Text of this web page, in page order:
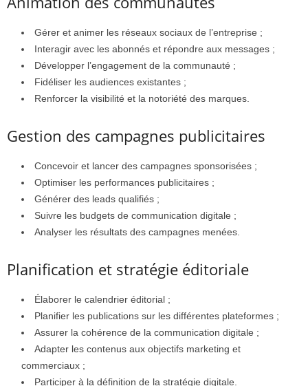
Gérer et animer les réseaux sociaux de l’entreprise ;
Interagir avec les abonnés et répondre aux messages ;
Développer l’engagement de la communauté ;
Fidéliser les audiences existantes ;
Renforcer la visibilité et la notoriété des marques.
Gestion des campagnes publicitaires
Concevoir et lancer des campagnes sponsorisées ;
Optimiser les performances publicitaires ;
Générer des leads qualifiés ;
Suivre les budgets de communication digitale ;
Analyser les résultats des campagnes menées.
Planification et stratégie éditoriale
Élaborer le calendrier éditorial ;
Planifier les publications sur les différentes plateformes ;
Assurer la cohérence de la communication digitale ;
Adapter les contenus aux objectifs marketing et
commerciaux ;
Participer à la définition de la stratégie digitale.